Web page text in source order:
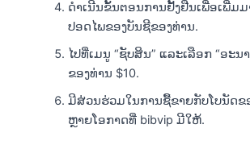
ດໍາເນີນຂັ້ນຕອນການຢັ້ງຢືນເພື່ອເພີ່ມ
ປອດໄພຂອງບັນຊີຂອງທ່ານ.
ໄປທີ່ເມນູ “ຊັບສິນ” ແລະເລືອກ “ອະນ
ຂອງທ່ານ $10.
ມີສ່ວນຮ່ວມໃນການຊື້ຂາຍກັບໂບນັດຂ
ຫຼາຍໂອກາດທີ່ bibvip ມີໃຫ້.